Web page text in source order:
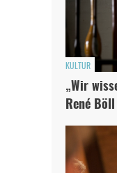
KULTUR
„Wir
René Böll